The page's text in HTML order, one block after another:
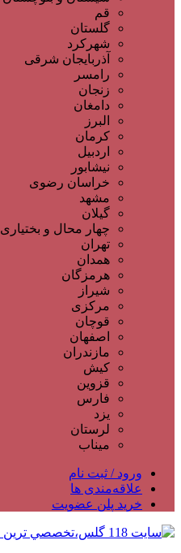
قم
گلستان
شهرکرد
آذربایجان شرقی
رامسر
زنجان
دامغان
البرز
کرمان
اردبیل
نیشابور
خراسان رضوی
مشهد
گیلان
چهار محال و بختیاری
تهران
همدان
هرمزگان
شیراز
مرکزی
قوچان
اصفهان
مازندران
کیش
قزوین
فارس
یزد
لرستان
میناب
ورود / ثبت نام
علاقه‌مندی ها
خرید پلن عضویت